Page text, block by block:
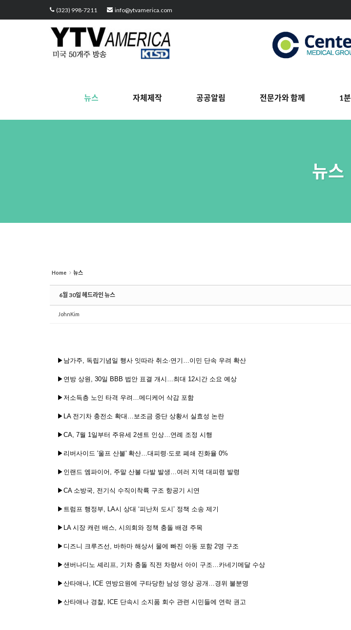
(323) 998-7211 info@ytvamerica.com
뉴스 자체제작 공공알림 전문가와 함께 1
뉴스
Home 뉴스
6월 30일 헤드라인 뉴스
JohnKim
▶남가주, 독립기념일 행사 잇따라 취소·연기…이민 단속 우려 확산
▶연방 상원, 30일 BBB 법안 표결 개시…최대 12시간 소요 예상
▶저소득층 노인 타격 우려…메디케어 삭감 포함
▶LA 전기차 충전소 확대…보조금 중단 상황서 실효성 논란
▶CA, 7월 1일부터 주유세 2센트 인상…연례 조정 시행
▶리버사이드 '울프 산불' 확산…대피령·도로 폐쇄 진화율 0%
▶인랜드 엠파이어, 주말 산불 다발 발생…여러 지역 대피령 발령
▶CA 소방국, 전기식 수직이착륙 구조 항공기 시연
▶트럼프 행정부, LA시 상대 ‘피난처 도시’ 정책 소송 제기
▶LA 시장 캐런 배스, 시의회와 정책 충돌 배경 주목
▶디즈니 크루즈선, 바하마 해상서 물에 빠진 아동 포함 2명 구조
▶샌버나디노 셰리프, 기차 충돌 직전 차량서 아이 구조…카네기메달 수상
▶산타애나, ICE 연방요원에 구타당한 남성 영상 공개…경위 불분명
▶산타애나 경찰, ICE 단속시 소지품 회수 관련 시민들에 연락 권고